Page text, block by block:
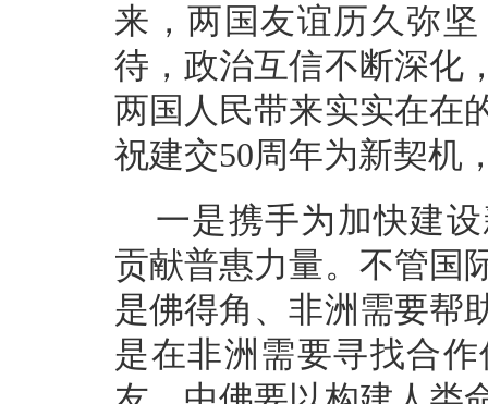
来，两国友谊历久弥
待，政治互信不断深化
两国人民带来实实在在
祝建交50周年为新契机
一是携手为加快建
贡献普惠力量。不管国
是佛得角、非洲需要帮
是在非洲需要寻找合